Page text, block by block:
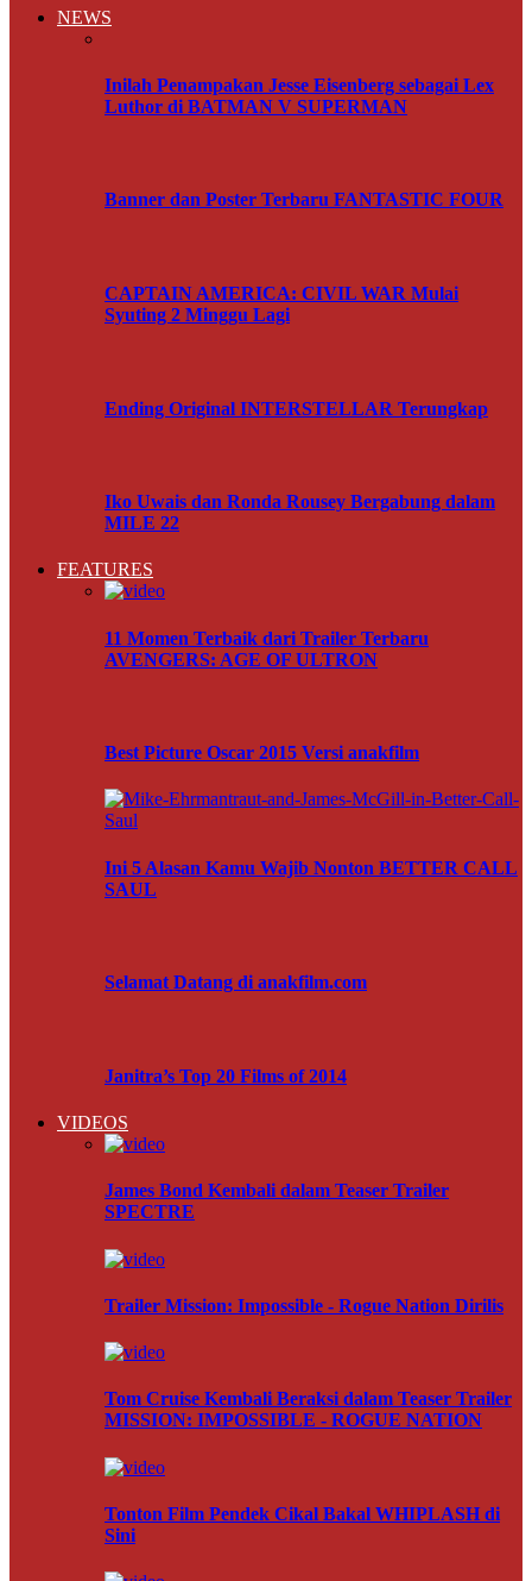
NEWS
Inilah Penampakan Jesse Eisenberg sebagai Lex
Luthor di BATMAN V SUPERMAN
Banner dan Poster Terbaru FANTASTIC FOUR
CAPTAIN AMERICA: CIVIL WAR Mulai
Syuting 2 Minggu Lagi
Ending Original INTERSTELLAR Terungkap
Iko Uwais dan Ronda Rousey Bergabung dalam
MILE 22
FEATURES
11 Momen Terbaik dari Trailer Terbaru
AVENGERS: AGE OF ULTRON
Best Picture Oscar 2015 Versi anakfilm
Ini 5 Alasan Kamu Wajib Nonton BETTER CALL
SAUL
Selamat Datang di anakfilm.com
Janitra’s Top 20 Films of 2014
VIDEOS
James Bond Kembali dalam Teaser Trailer
SPECTRE
Trailer Mission: Impossible - Rogue Nation Dirilis
Tom Cruise Kembali Beraksi dalam Teaser Trailer
MISSION: IMPOSSIBLE - ROGUE NATION
Tonton Film Pendek Cikal Bakal WHIPLASH di
Sini